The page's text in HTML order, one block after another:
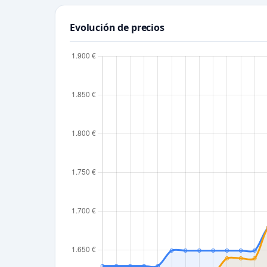
Evolución de precios